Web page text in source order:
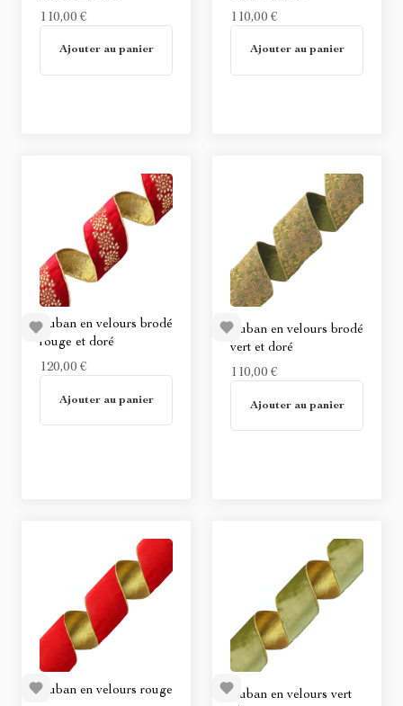
110,00 €
Ajouter au panier
110,00 €
Ajouter au panier
Ruban en velours brodé
rouge et doré
120,00 €
Ajouter au panier
Ruban en velours brodé
vert et doré
110,00 €
Non disponible
Ajouter au panier
Ruban en velours rouge
Ruban en velours vert